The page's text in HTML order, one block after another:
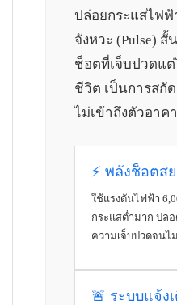
ปล่อยกระแสไฟฟ้
จังหวะ (Pulse) สั้
ช็อตที่เจ็บปวดแ
ชีวิต เป็นการสกั
ไม่เข้าถึงตัวอาค
⚡ พลังช็อตส
ใช้แรงดันไฟฟ้า
กระแสต่ำมาก ปล
ความเจ็บปวดจนไ
🚨 ระบบแจ้ง